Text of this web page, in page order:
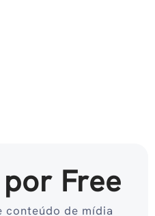
Free
conteúdo de mídia